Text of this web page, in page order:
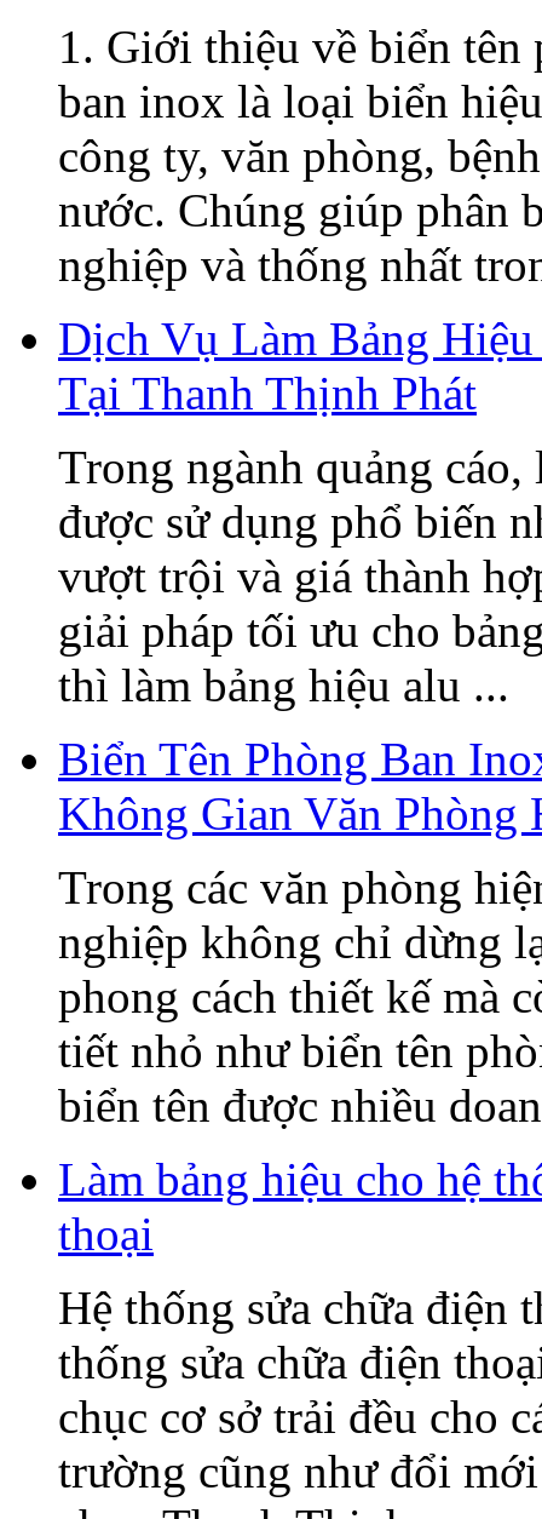
1. Giới thiệu về biển tên
ban inox là loại biển
công ty, văn phòng,
nước. Chúng giúp phân
nghiệp và thống nhất
Dịch Vụ Làm Bảng
Tại Thanh Thịnh Phát
Trong ngành quảng
được sử dụng phổ biến
vượt trội và giá thành
giải pháp tối ưu cho
thì làm bảng hiệu alu ...
Biển Tên Phòng Ban
Không Gian Văn Phòng
Trong các văn phòng
nghiệp không chỉ dừng
phong cách thiết kế mà
tiết nhỏ như biển tên
biển tên được nhiều
Làm bảng hiệu cho hệ
thoại
Hệ thống sửa chữa điện
thống sửa chữa điện
chục cơ sở trải đều cho
trường cũng như đổi